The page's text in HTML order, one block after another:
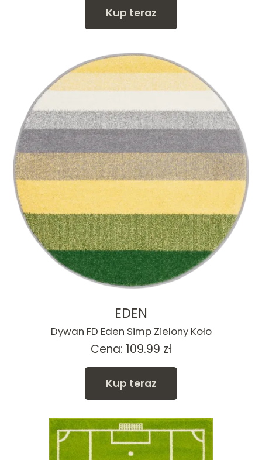
Kup teraz
EDEN
Dywan FD Eden Simp Zielony Koło
Cena: 109.99 zł
Kup teraz